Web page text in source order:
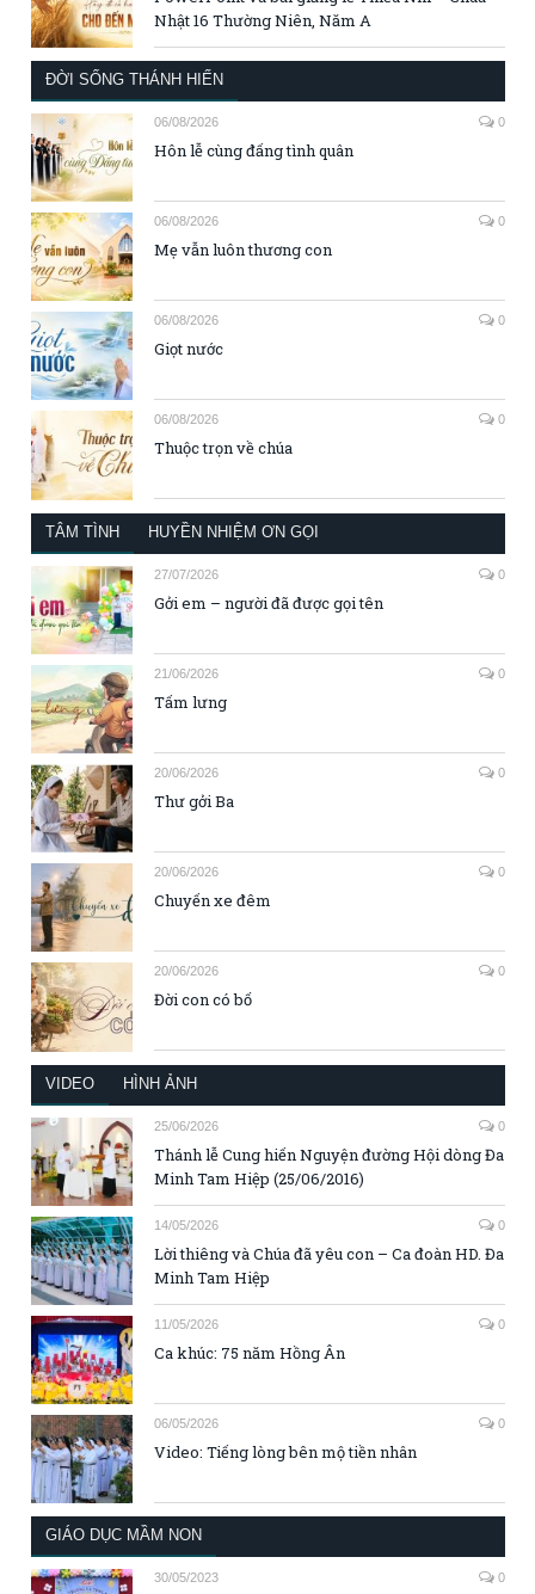
Nhật 16 Thường Niên, Năm A
ĐỜI SỐNG THÁNH HIẾN
06/08/2026 0
Hôn lễ cùng đấng tình quân
06/08/2026 0
Mẹ vẫn luôn thương con
06/08/2026 0
Giọt nước
06/08/2026 0
Thuộc trọn về chúa
TÂM TÌNH HUYỀN NHIỆM ƠN GỌI
27/07/2026 0
Gởi em – người đã được gọi tên
21/06/2026 0
Tấm lưng
20/06/2026 0
Thư gởi Ba
20/06/2026 0
Chuyến xe đêm
20/06/2026 0
Đời con có bố
VIDEO HÌNH ẢNH
25/06/2026 0
Thánh lễ Cung hiến Nguyện đường Hội dòng Đa
Minh Tam Hiệp (25/06/2016)
14/05/2026 0
Lời thiêng và Chúa đã yêu con – Ca đoàn HD. Đa
Minh Tam Hiệp
11/05/2026 0
Ca khúc: 75 năm Hồng Ân
06/05/2026 0
Video: Tiếng lòng bên mộ tiền nhân
GIÁO DỤC MẦM NON
30/05/2023 0